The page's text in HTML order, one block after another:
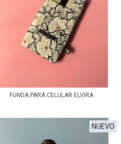
FUNDA PARA CELULAR ELVIRA
NUEVO